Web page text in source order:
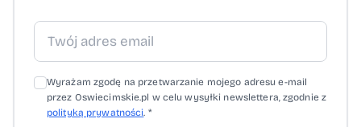
Wyrażam zgodę na przetwarzanie mojego adresu e-mail
przez Oswiecimskie.pl w celu wysyłki newslettera, zgodnie z
polityką prywatności . *